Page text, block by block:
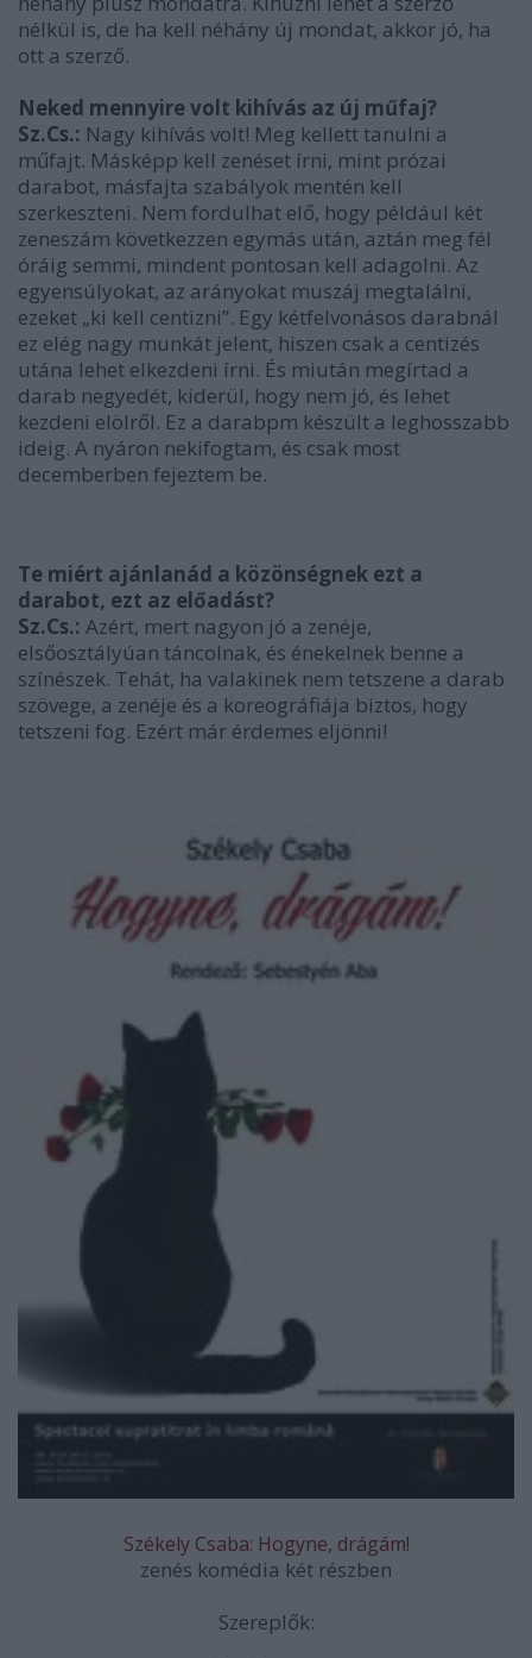
nélkül is, de ha kell néhány új mondat, akkor jó, ha
ott a szerző.
Neked mennyire volt kihívás az új műfaj?
Sz.Cs.: Nagy kihívás volt! Meg kellett tanulni a
műfajt. Másképp kell zenéset írni, mint prózai
darabot, másfajta szabályok mentén kell
szerkeszteni. Nem fordulhat elő, hogy például két
zeneszám következzen egymás után, aztán meg fél
óráig semmi, mindent pontosan kell adagolni. Az
egyensúlyokat, az arányokat muszáj megtalálni,
ezeket „ki kell centizni”. Egy kétfelvonásos darabnál
ez elég nagy munkát jelent, hiszen csak a centizés
utána lehet elkezdeni írni. És miután megírtad a
darab negyedét, kiderül, hogy nem jó, és lehet
kezdeni elölről. Ez a darabpm készült a leghosszabb
ideig. A nyáron nekifogtam, és csak most
decemberben fejeztem be.
Te miért ajánlanád a közönségnek ezt a
darabot, ezt az előadást?
Sz.Cs.: Azért, mert nagyon jó a zenéje,
elsőosztályúan táncolnak, és énekelnek benne a
színészek. Tehát, ha valakinek nem tetszene a darab
szövege, a zenéje és a koreográfiája biztos, hogy
tetszeni fog. Ezért már érdemes eljönni!
Székely Csaba: Hogyne, drágám!
zenés komédia két részben
Szereplők: